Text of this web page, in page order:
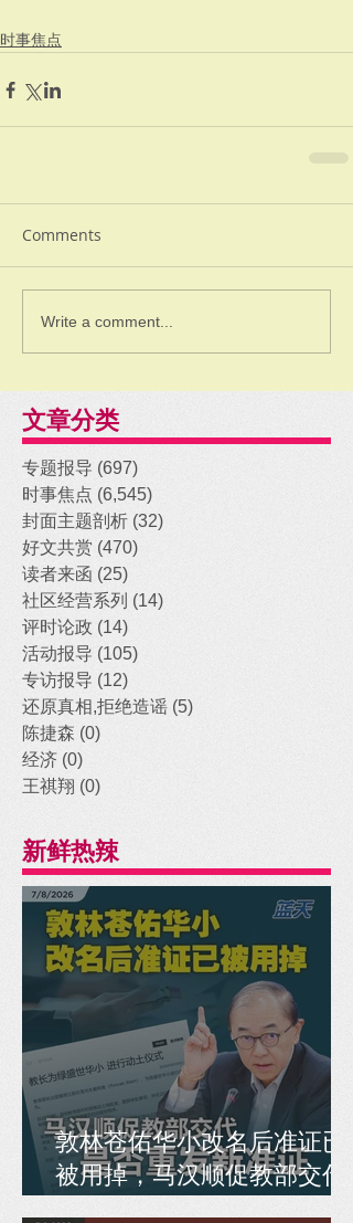
时事焦点
Comments
Write a comment...
文章分类
专题报导 (697)
时事焦点 (6,545)
封面主题剖析 (32)
好文共赏 (470)
读者来函 (25)
社区经营系列 (14)
评时论政 (14)
活动报导 (105)
专访报导 (12)
还原真相,拒绝造谣 (5)
陈捷森 (0)
经济 (0)
王祺翔 (0)
新鲜热辣
敦林苍佑华小改名后准证已
被用掉，马汉顺促教部交代